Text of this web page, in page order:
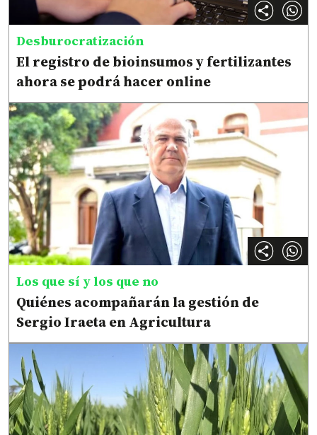
Desburocratización
El registro de bioinsumos y fertilizantes
ahora se podrá hacer online
Los que sí y los que no
Quiénes acompañarán la gestión de
Sergio Iraeta en Agricultura